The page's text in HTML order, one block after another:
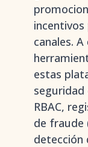
canales.
estas
seguridad
RBAC,
de fraude
detección